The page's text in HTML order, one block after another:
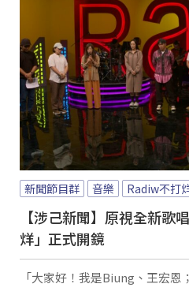
新聞節目群 音樂 Radiw不打
【涉己新聞】原視全新歌
烊」正式開鏡
「大家好！我是Biung、王宏恩